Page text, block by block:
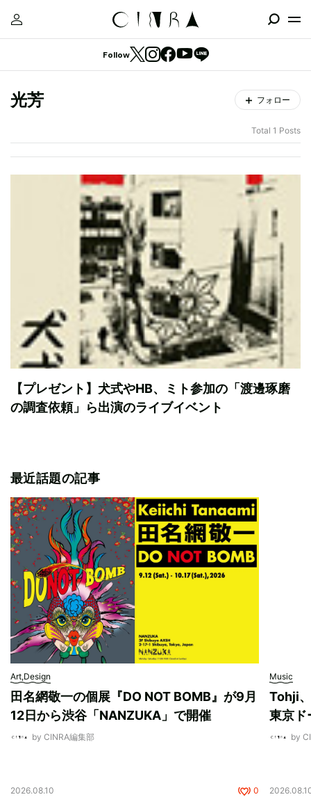
Follow
光芳 フォロー
Total 1 Posts
【プレゼント】犬式やHB、ミト参加の「渡邊琢磨
の調査依頼」ら出演のライブイベント
最近話題の記事
Art,Design
田名網敬一の個展『DO NOT BOMB』が9月
12日から渋谷「NANZUKA」で開催
by CINRA編集部
2026.08.10 0
Music
Tohji
東京ド
by